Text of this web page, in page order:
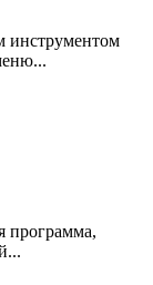
инструментом
программа,